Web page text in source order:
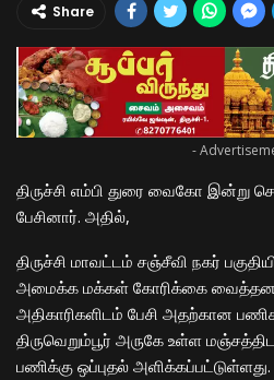
Share
-
திருச்சி எம்பி துரை வைகோ இன்று
பேசினார். அதில்,
திருச்சி மாவட்டம் சஞ்சீவி நகர்
அமைக்க மக்கள் கோரிக்கை
அதிகாரிகளிடம் பேசி அதற்கான
திருவெறும்பூர் அருகே உள்ள
பணிக்கு ஒப்புதல்